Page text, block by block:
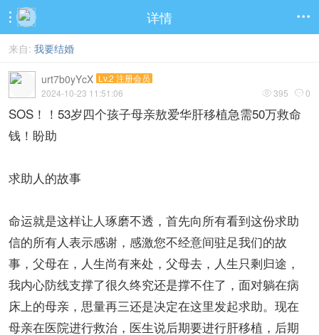
 详情 
来自: 我要结婚
urt7b0yYcX Lv.2 注册会员
 395  0
2024-10-23 11:51:06
SOS！！53岁四个孩子母亲敖爱华肝移植急需50万救命
钱！盼助
求助人的故事
命运就是这样让人琢磨不透，首先向所有看到这份求助
信的所有人表示感谢，感激您不经意间驻足我们的故
事，父母在，人生尚有来处，父母去，人生只剩归途，
我内心防线支撑了很久终究还是撑不住了，面对躺在病
床上的母亲，思量再三还是决定在这里发起求助。现在
母亲在医院进行救治，医生说后期要进行肝移植，后期